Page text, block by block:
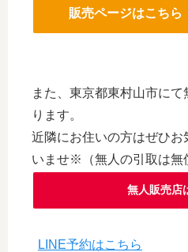
販売ページはこちら
また、東京都東村山市に
ります。
近隣にお住いの方はぜひお
いませ※（無人の引取は無
無人販売店
LINE予約はこちら